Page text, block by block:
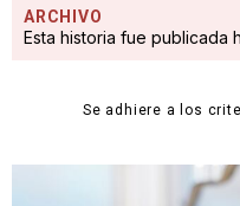
ARCHIVO
Esta historia fue publicada
Se adhiere a los